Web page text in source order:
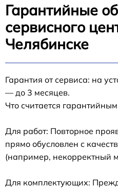
Гарантийные
сервисного
Челябинске
Гарантия от сервиса: на
— до 3 месяцев.
Что считается
Для работ: Повторное
прямо обусловлен с
(например, некорректный
Для комплектующих: